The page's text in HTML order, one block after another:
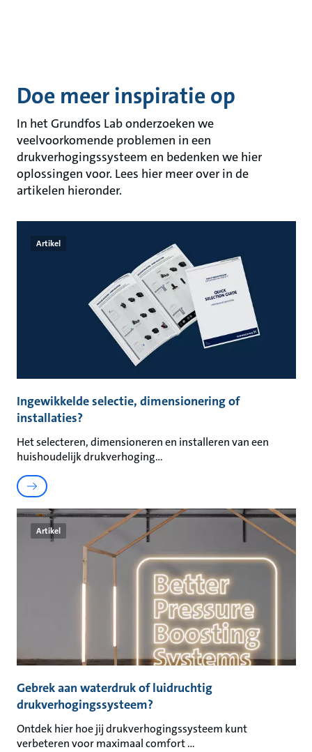
Doe meer inspiratie op
In het Grundfos Lab onderzoeken we
veelvoorkomende problemen in een
drukverhogingssysteem en bedenken we hier
oplossingen voor. Lees hier meer over in de
artikelen hieronder.
Artikel
Ingewikkelde selectie, dimensionering of
installaties?
Het selecteren, dimensioneren en installeren van een
huishoudelijk drukverhoging
Artikel
Gebrek aan waterdruk of luidruchtig
drukverhogingssysteem?
Ontdek hier hoe jij drukverhogingssysteem kunt
verbeteren voor maximaal comfort